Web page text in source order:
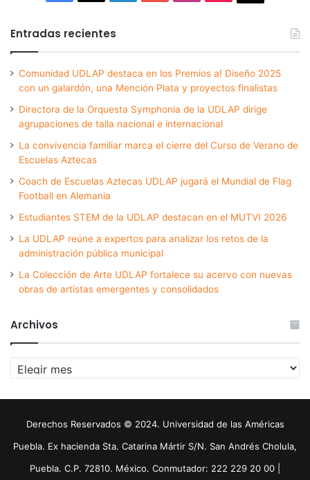
Entradas recientes
Comunidad UDLAP destaca en los Premios a! Diseño 2025
con un galardón, una Mención Plata y proyectos finalistas
Directora de la Orquesta Symphonia de la UDLAP dirige
agrupaciones de talla nacional e internacional
La convivencia familiar marca el cierre del Curso de Verano de
Escuelas Aztecas
Coach de Escuelas Aztecas UDLAP jugará el Mundial de Flag
Football en Alemania
Estudiantes STEM de la UDLAP destacan en el MUTVI 2026
La UDLAP reúne a expertos para analizar los retos de la
administración pública municipal
La Colección de Arte UDLAP fortalece su acervo con nuevas
obras de artistas emergentes y consolidados
Archivos
Archivos
Derechos Reservados © 2024. Universidad de las Américas
Puebla. Ex hacienda Sta. Catarina Mártir S/N. San Andrés Cholula,
Puebla. C.P. 72810. México. Conmutador: 222 229 20 00 |